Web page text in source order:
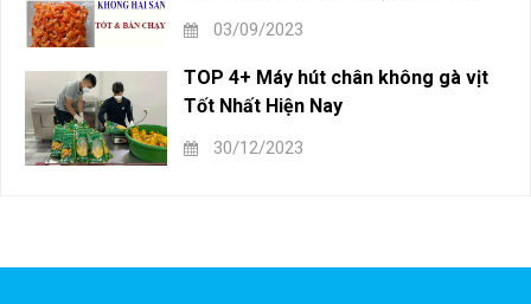
03/09/2023
TOP 4+ Máy hút chân không gà vịt
Tốt Nhất Hiện Nay
30/12/2023